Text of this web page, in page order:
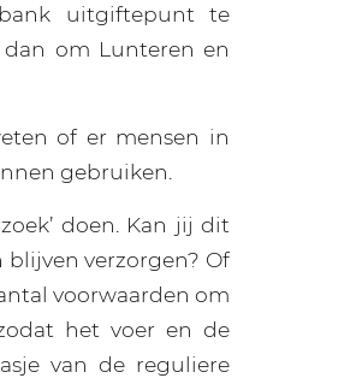
uitgiftepunt te
om Lunteren en
of er mensen in
gebruiken.
doen. Kan jij dit
verzorgen? Of
voorwaarden om
het voer en de
van de reguliere